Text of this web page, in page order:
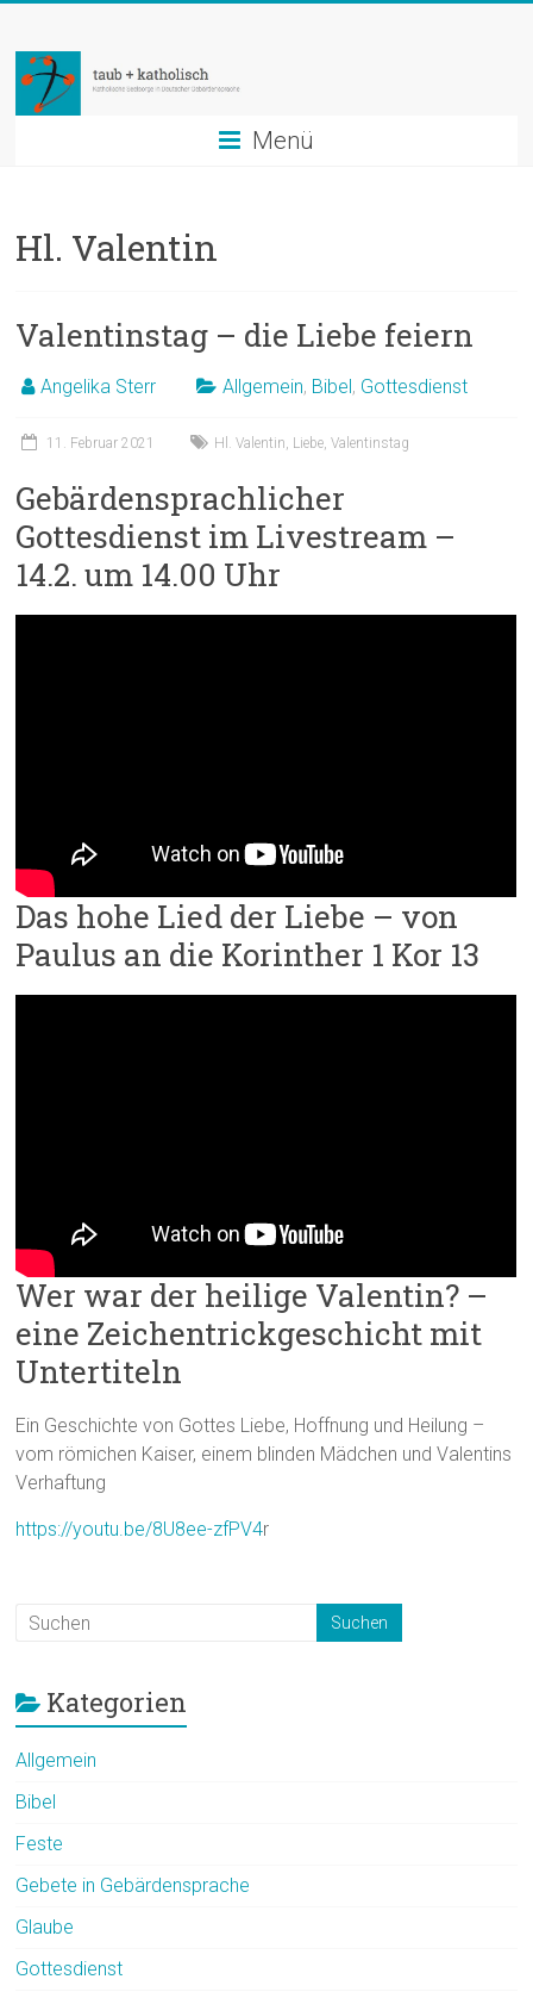
springen
taub
+
katholisch
in
Menü
Hl. Valentin
Valentinstag – die Liebe feiern
Angelika Sterr Allgemein, Bibel, Gottesdienst
11. Februar 2021 Hl. Valentin Liebe ,Valentinstag
Gebärdensprachlicher
Gottesdienst im Livestream –
14.2. um 14.00 Uhr
Das hohe Lied der Liebe – von
Paulus an die Korinther 1 Kor 13
Wer war der heilige Valentin? –
eine Zeichentrickgeschicht mit
Untertiteln
Ein Geschichte von Gottes Liebe, Hoffnung und Heilung –
vom römichen Kaiser, einem blinden Mädchen und Valentins
Verhaftung
https://youtu.be/8U8ee-zfPV4r
Kategorien
Allgemein
Bibel
Feste
Gebete in Gebärdensprache
Glaube
Gottesdienst